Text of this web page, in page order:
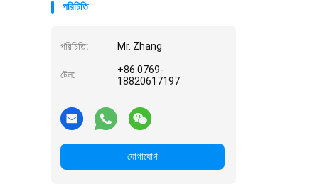
পরিচিতি
পরিচিতি: Mr. Zhang
টেল:
+86 0769-
18820617197
যোগাযোগ